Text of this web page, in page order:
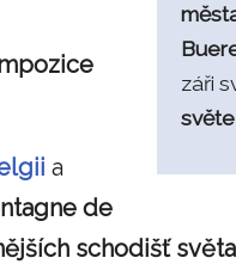
záři
a
de
schodišť